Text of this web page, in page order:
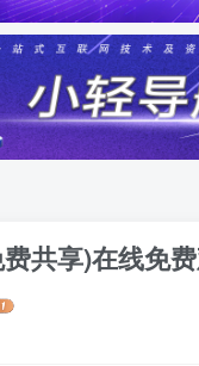
费共享)在线免